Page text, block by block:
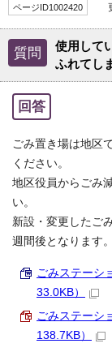
ページID1002420
質問
使用して
ふれてし
回答
ごみ置き場は地区
ください。
地区役員からごみ
い。
新設・変更したご
週間後となります。
ごみステーシ
33.0KB）
ごみステーシ
138.7KB）